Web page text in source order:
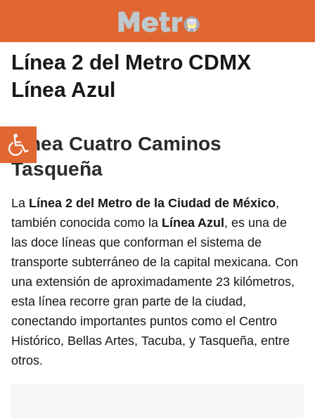
Línea 2 del Metro CDMX
Línea Azul
Línea Cuatro Caminos
Tasqueña
La Línea 2 del Metro de la Ciudad de México,
también conocida como la Línea Azul , es una de
las doce líneas que conforman el sistema de
transporte subterráneo de la capital mexicana. Con
una extensión de aproximadamente 23 kilómetros,
esta línea recorre gran parte de la ciudad,
conectando importantes puntos como el Centro
Histórico, Bellas Artes, Tacuba, y Tasqueña, entre
otros.
Abrir barra de herramientas